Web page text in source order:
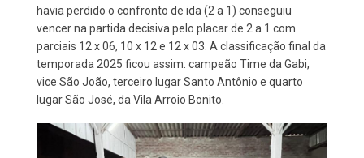
havia perdido o confronto de ida (2 a 1) conseguiu
vencer na partida decisiva pelo placar de 2 a 1 com
parciais 12 x 06, 10 x 12 e 12 x 03. A classificação final da
temporada 2025 ficou assim: campeão Time da Gabi,
vice São João, terceiro lugar Santo Antônio e quarto
lugar São José, da Vila Arroio Bonito.